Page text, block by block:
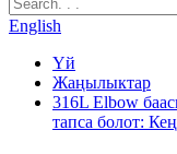
English
Үй
Жаңылыктар
316L Elbow
тапса болот: